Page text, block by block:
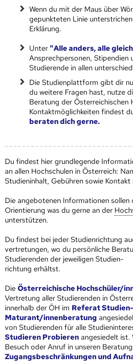
Wenn du mit der Maus über
gepunkteten Linie
Erklärung.
Unter "Alle anders, alle
Ansprechpersonen, Stipendien
Studierende in allen
Die Studienplattform gibt dir
du weitere Fragen hast, nutze
Beratung der
Kontaktmöglichkeiten findest
beraten dich gerne.
Du findest hier grundlegende
an allen Hoch­schulen in Österreich:
Studien­inhalt, Gebühren sowie
Die angebotenen Informationen sollen
Orientierung was du gerne an der
unterstützen.
Du findest bei jeder Studienrichtung
vertretungen, wo du persönliche
Studierenden der jeweiligen Studien-
richtung erhältst.
Die Österreichische Hochschüler/
Vertretung aller Studierenden in
innerhalb der ÖH im Referat
Maturant/innenberatung
von Studierenden für alle
Studieren Probieren angesiedelt ist.
Besuch oder Anruf in unseren
Zugangsbeschränkungen und